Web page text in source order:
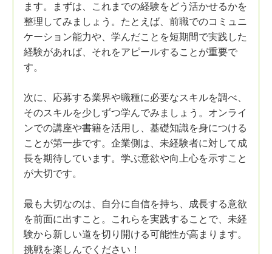
ます。まずは、これまでの経験をどう活かせるかを
整理してみましょう。たとえば、前職でのコミュニ
ケーション能力や、学んだことを短期間で実践した
経験があれば、それをアピールすることが重要で
す。
次に、応募する業界や職種に必要なスキルを調べ、
そのスキルを少しずつ学んでみましょう。オンライ
ンでの講座や書籍を活用し、基礎知識を身につける
ことが第一歩です。企業側は、未経験者に対して成
長を期待しています。学ぶ意欲や向上心を示すこと
が大切です。
最も大切なのは、自分に自信を持ち、成長する意欲
を前面に出すこと。これらを実践することで、未経
験から新しい道を切り開ける可能性が高まります。
挑戦を楽しんでください！